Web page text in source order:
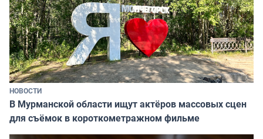
НОВОСТИ
В Мурманской области ищут актёров массовых сцен
для съёмок в короткометражном фильме